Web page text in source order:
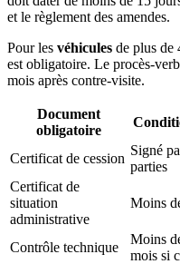
et le règlement des amendes.
Pour les véhicules de plus de
est obligatoire. Le procès-
mois après contre-visite.
Document
obligatoire
Certificat de cession
Signé
parties
Certificat de
situation
administrative
Moins
Contrôle technique
Moins
mois si